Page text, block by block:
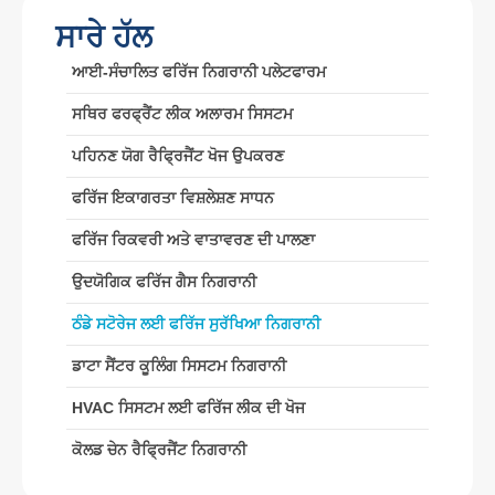
ਸਾਰੇ ਹੱਲ
ਆਈ-ਸੰਚਾਲਿਤ ਫਰਿੱਜ ਨਿਗਰਾਨੀ ਪਲੇਟਫਾਰਮ
ਸਥਿਰ ਫਰਫ੍ਰੈਂਟ ਲੀਕ ਅਲਾਰਮ ਸਿਸਟਮ
ਪਹਿਨਣ ਯੋਗ ਰੈਫ੍ਰਿਜੈਂਟ ਖੋਜ ਉਪਕਰਣ
ਫਰਿੱਜ ਇਕਾਗਰਤਾ ਵਿਸ਼ਲੇਸ਼ਣ ਸਾਧਨ
ਫਰਿੱਜ ਰਿਕਵਰੀ ਅਤੇ ਵਾਤਾਵਰਣ ਦੀ ਪਾਲਣਾ
ਉਦਯੋਗਿਕ ਫਰਿੱਜ ਗੈਸ ਨਿਗਰਾਨੀ
ਠੰਡੇ ਸਟੋਰੇਜ ਲਈ ਫਰਿੱਜ ਸੁਰੱਖਿਆ ਨਿਗਰਾਨੀ
ਡਾਟਾ ਸੈਂਟਰ ਕੂਲਿੰਗ ਸਿਸਟਮ ਨਿਗਰਾਨੀ
HVAC ਸਿਸਟਮ ਲਈ ਫਰਿੱਜ ਲੀਕ ਦੀ ਖੋਜ
ਕੋਲਡ ਚੇਨ ਰੈਫ੍ਰਿਜੈਂਟ ਨਿਗਰਾਨੀ
WeChat
ਗਰਮ ਉਤਪਾਦ
R290 ਸੈਂਸਰ
R410 ਸੈਂਸਰ
R454 ਬੀ ਸੈਂਸਰ
ਸਾਡਾ ਹੱਲ
HVAC ਸਿਸਟਮ ਲਈ ਫਰਿੱਜ ਲੀਕ ਦੀ ਖੋਜ
ਕੋਲਡ ਚੇਨ ਰੈਫ੍ਰਿਜੈਂਟ ਨਿਗਰਾਨੀ
ਡਾਟਾ ਸੈਂਟਰ ਕੂਲਿੰਗ ਸਿਸਟਮ ਨਿਗਰਾਨੀ
ਠੰਡੇ ਸਟੋਰੇਜ ਲਈ ਫਰਿੱਜ ਸੁਰੱਖਿਆ ਨਿਗਰਾਨੀ